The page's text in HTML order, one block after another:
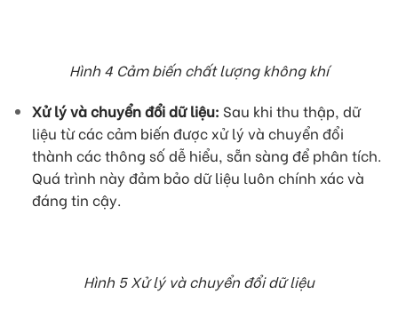
Hình 4 Cảm biến chất lượng không khí
Xử lý và chuyển đổi dữ liệu: Sau khi thu thập, dữ
liệu từ các cảm biến được xử lý và chuyển đổi
thành các thông số dễ hiểu, sẵn sàng để phân tích.
Quá trình này đảm bảo dữ liệu luôn chính xác và
đáng tin cậy.
Hình 5 Xử lý và chuyển đổi dữ liệu